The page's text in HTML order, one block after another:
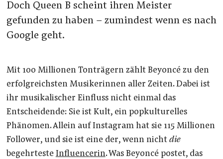
Doch Queen B scheint ihren Meister
gefunden zu haben – zumindest wenn es nach
Google geht.
Mit 100 Millionen Tonträgern zählt Beyoncé zu den
erfolgreichsten Musikerinnen aller Zeiten. Dabei ist
ihr musikalischer Einfluss nicht einmal das
Entscheidende: Sie ist Kult, ein popkulturelles
Phänomen. Allein auf Instagram hat sie 115 Millionen
Follower, und sie ist eine der, wenn nicht die
begehrteste Influencerin. Was Beyoncé postet, das